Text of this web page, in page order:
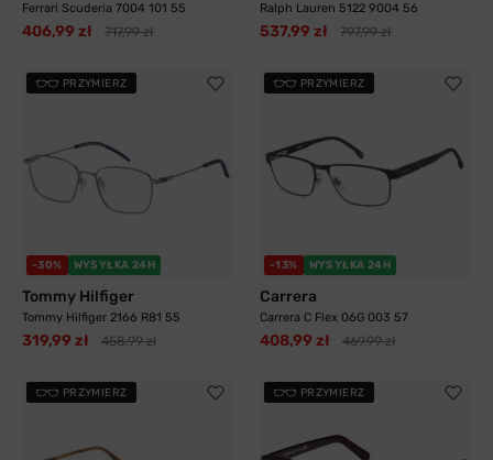
Ferrari Scuderia 7004 101 55
406,99 zł 717,99 zł
Ralph Lauren 5122 9004 56
537,99 zł 797,99 zł
PRZYMIERZ
-30% WYSYŁKA 24H
Tommy Hilfiger
Tommy Hilfiger 2166 R81 55
319,99 zł 458,99 zł
PRZYMIERZ
-13% WYSYŁKA 24H
Carrera
Carrera C Flex 06G 003 57
408,99 zł 469,99 zł
PRZYMIERZ PRZYMIERZ